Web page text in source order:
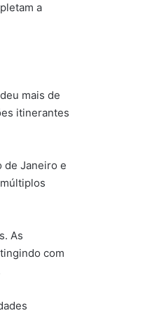
a
mais de
itinerantes
de Janeiro e
As
com